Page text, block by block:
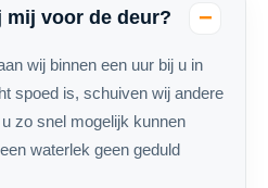
mij voor de deur?
wij binnen een uur bij u in
spoed is, schuiven wij andere
zo snel mogelijk kunnen
waterlek geen geduld